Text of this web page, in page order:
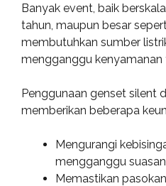
Banyak event, baik
tahun, maupun besar
membutuhkan sumber
mengganggu kenyamanan
Penggunaan genset silent
memberikan beberapa
Mengurangi
mengganggu
Memastikan